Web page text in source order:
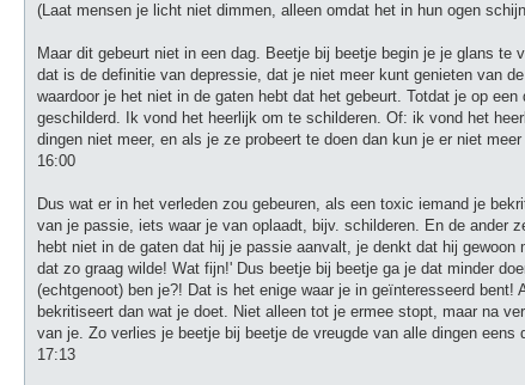
(Laat mensen je licht niet dimmen, alleen omdat het in hun ogen
Maar dit gebeurt niet in een dag. Beetje bij beetje begin je je glans
dat is de definitie van depressie, dat je niet meer kunt genieten van
waardoor je het niet in de gaten hebt dat het gebeurt. Totdat je op
geschilderd. Ik vond het heerlijk om te schilderen. Of: ik vond het
dingen niet meer, en als je ze probeert te doen dan kun je er niet
16:00
Dus wat er in het verleden zou gebeuren, als een toxic iemand je
van je passie, iets waar je van oplaadt, bijv. schilderen. En de ander
hebt niet in de gaten dat hij je passie aanvalt, je denkt dat hij
dat zo graag wilde! Wat fijn!' Dus beetje bij beetje ga je dat minder
(echtgenoot) ben je?! Dat is het enige waar je in geïnteresseerd
bekritiseert dan wat je doet. Niet alleen tot je ermee stopt, maar na
van je. Zo verlies je beetje bij beetje de vreugde van alle dingen eens
17:13